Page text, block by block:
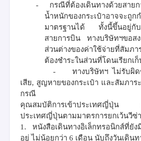
- กรณีที่ต้องเดินทางด้วยสาย
น้ำหนักของกระเป๋าอาจจะถูก
มาตรฐานได้ ทั้งนี้ขึ้นอยู่กับ
สายการบิน ทางบริษัทฯขอส
ส่วนต่างของค่าใช้จ่ายที่สัมภ
ต้องชำระในส่วนที่โดนเรียกเก็
- ทางบริษัทฯ ไม่รับผิ
เสีย, สูญหายของกระเป๋า และสัมภาร
กรณี
คุณสมบัติการเข้าประเทศญี่ปุ่น
ประเทศญี่ปุ่นตามมาตรการยกเว้นวีซ่า
1. หนังสือเดินทางอิเล็กทรอนิกส์ที่ยัง
อยู่ไม่น้อยกว่า 6 เดือน นับถึงวันเดินท